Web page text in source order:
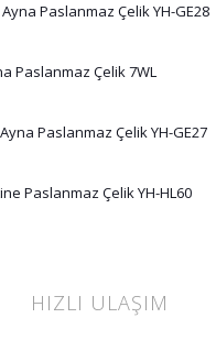
Paslanmaz Çelik YH-GE28
Paslanmaz Çelik 7WL
Paslanmaz Çelik YH-GE27
Paslanmaz Çelik YH-HL60
HIZLI ULAŞIM